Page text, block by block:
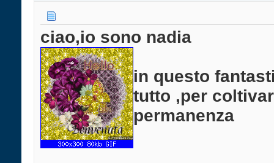
ciao,io sono nadia
in questo
tutto ,per
permanenza